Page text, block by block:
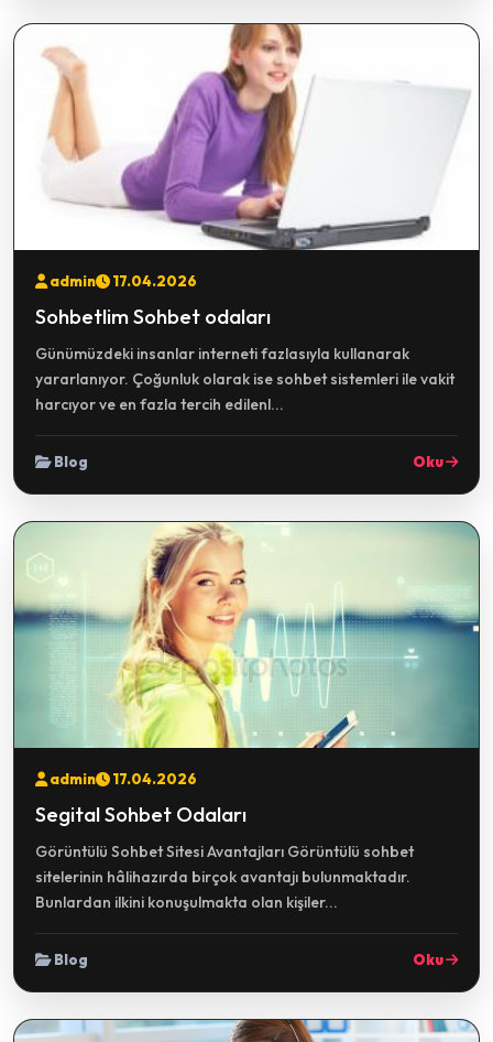
admin 17.04.2026
Sohbetlim Sohbet odaları
Günümüzdeki insanlar interneti fazlasıyla kullanarak
yararlanıyor. Çoğunluk olarak ise sohbet sistemleri ile vakit
harcıyor ve en fazla tercih edilenl...
Blog Oku
admin 17.04.2026
Segital Sohbet Odaları
Görüntülü Sohbet Sitesi Avantajları Görüntülü sohbet
sitelerinin hâlihazırda birçok avantajı bulunmaktadır.
Bunlardan ilkini konuşulmakta olan kişiler...
Blog Oku